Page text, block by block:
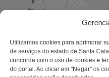
Utilizamos cookies para aprimorar
de serviços do estado de Santa
concorda com o uso de cookies e
do portal. Ao clicar em "Negar" os